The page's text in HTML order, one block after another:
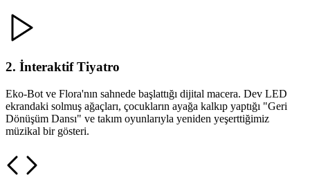
2. İnteraktif Tiyatro
Eko-Bot ve Flora'nın sahnede başlattığı dijital macera. Dev LED
ekrandaki solmuş ağaçları, çocukların ayağa kalkıp yaptığı "Geri
Dönüşüm Dansı" ve takım oyunlarıyla yeniden yeşerttiğimiz
müzikal bir gösteri.